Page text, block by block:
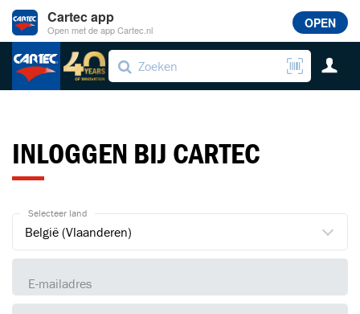
INLOGGEN BIJ CARTEC
Selecteer land
E-mailadres
Cartec app
Open met de app Cartec.nl OPEN